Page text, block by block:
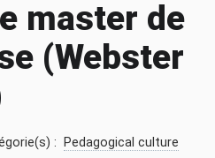
master de
(Webster
: Pedagogical culture